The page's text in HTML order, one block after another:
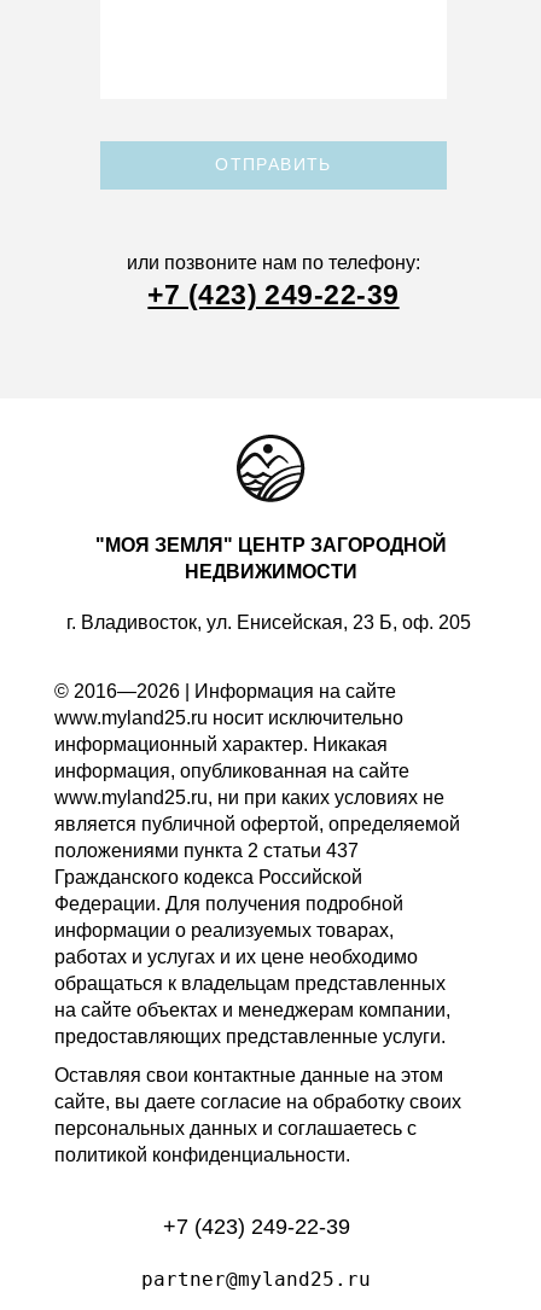
ОТПРАВИТЬ
или позвоните нам по телефону:
+7 (423) 249-22-39
"МОЯ ЗЕМЛЯ" ЦЕНТР ЗАГОРОДНОЙ
НЕДВИЖИМОСТИ
г. Владивосток, ул. Енисейская, 23 Б, оф. 205
© 2016—2026 | Информация на сайте
www.myland25.ru носит исключительно
информационный характер. Никакая
информация, опубликованная на сайте
www.myland25.ru, ни при каких условиях не
является публичной офертой, определяемой
положениями пункта 2 статьи 437
Гражданского кодекса Российской
Федерации. Для получения подробной
информации о реализуемых товарах,
работах и услугах и их цене необходимо
обращаться к владельцам представленных
на сайте объектах и менеджерам компании,
предоставляющих представленные услуги.
Оставляя свои контактные данные на этом
сайте, вы даете согласие на обработку своих
персональных данных и соглашаетесь с
политикой конфиденциальности.
+7 (423) 249-22-39
partner@myland25.ru